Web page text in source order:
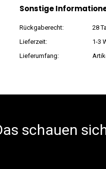
Sonstige
Rückgaberecht:
28
Lieferzeit:
1-3
Lieferumfang:
schauen